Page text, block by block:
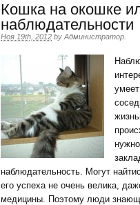
Кошка на окошке
наблюдательности
Ноя 19th, 2012 by Администратор
наблюдательность. Могут
его успеха не очень велика,
медицины. Поэтому люди